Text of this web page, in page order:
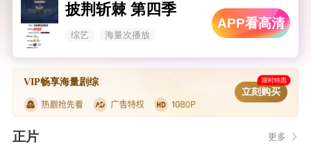
披荆斩棘 第四季
综艺 海量次播放
APP看高清
VIP畅享海量剧综 限时特惠
立刻购买
正片 更多